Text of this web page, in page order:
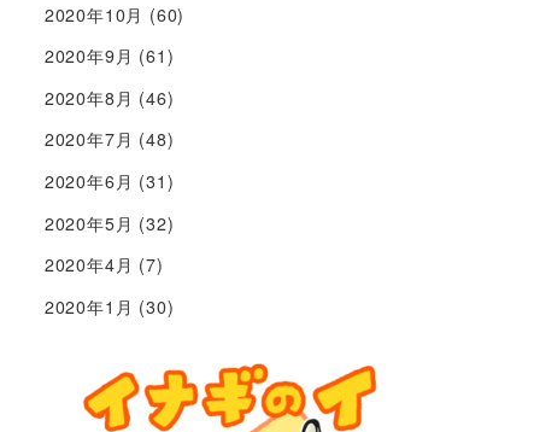
2020年10月 (60)
2020年9月 (61)
2020年8月 (46)
2020年7月 (48)
2020年6月 (31)
2020年5月 (32)
2020年4月 (7)
2020年1月 (30)